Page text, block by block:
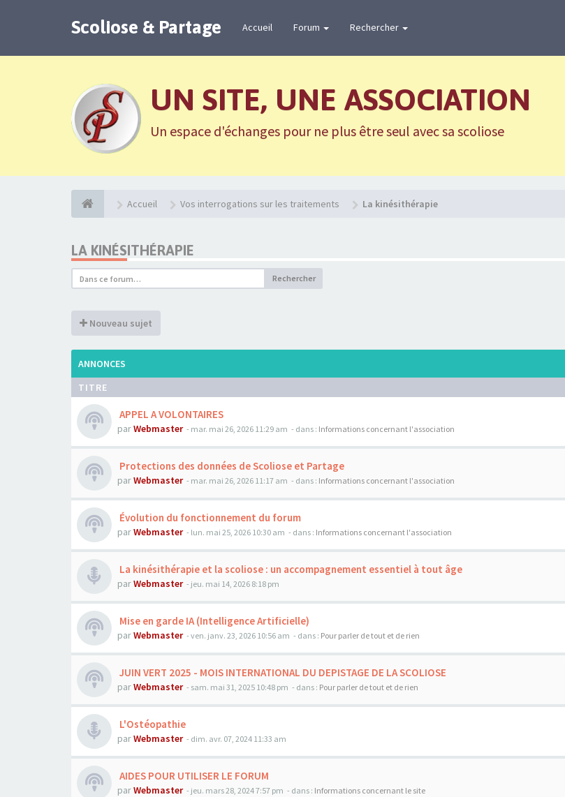
Scoliose & Partage Accueil Forum Rechercher
UN SITE, UNE ASSOCIATION
Un espace d'échanges pour ne plus être seul avec sa scoliose
Accueil Vos interrogations sur les traitements La kinésithérapie
LA KINÉSITHÉRAPIE
Rechercher
Nouveau sujet
ANNONCES
TITRE
APPEL A VOLONTAIRES
parWebmaster - mar. mai 26, 2026 11:29 am - dans : Informations concernant l'association
Protections des données de Scoliose et Partage
parWebmaster - mar. mai 26, 2026 11:17 am - dans : Informations concernant l'association
Évolution du fonctionnement du forum
parWebmaster - lun. mai 25, 2026 10:30 am - dans : Informations concernant l'association
La kinésithérapie et la scoliose : un accompagnement essentiel à tout âge
parWebmaster - jeu. mai 14, 2026 8:18 pm
Mise en garde IA (Intelligence Artificielle)
parWebmaster - ven. janv. 23, 2026 10:56 am - dans : Pour parler de tout et de rien
JUIN VERT 2025 - MOIS INTERNATIONAL DU DEPISTAGE DE LA SCOLIOSE
parWebmaster - sam. mai 31, 2025 10:48 pm - dans : Pour parler de tout et de rien
L'Ostéopathie
parWebmaster - dim. avr. 07, 2024 11:33 am
AIDES POUR UTILISER LE FORUM
parWebmaster - jeu. mars 28, 2024 7:57 pm - dans : Informations concernant le site